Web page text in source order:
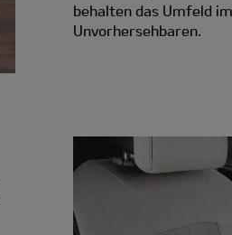
behalten das Umfeld
Unvorhersehbaren.